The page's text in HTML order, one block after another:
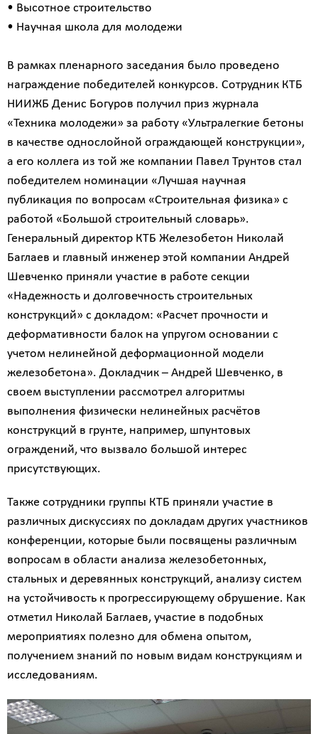
• Высотное строительство
• Научная школа для молодежи
В рамках пленарного заседания было проведено
награждение победителей конкурсов. Сотрудник КТБ
НИИЖБ Денис Богуров получил приз журнала
«Техника молодежи» за работу «Ультралегкие бетоны
в качестве однослойной ограждающей конструкции»,
а его коллега из той же компании Павел Трунтов стал
победителем номинации «Лучшая научная
публикация по вопросам «Строительная физика» с
работой «Большой строительный словарь».
Генеральный директор КТБ Железобетон Николай
Баглаев и главный инженер этой компании Андрей
Шевченко приняли участие в работе секции
«Надежность и долговечность строительных
конструкций» с докладом: «Расчет прочности и
деформативности балок на упругом основании с
учетом нелинейной деформационной модели
железобетона». Докладчик – Андрей Шевченко, в
своем выступлении рассмотрел алгоритмы
выполнения физически нелинейных расчётов
конструкций в грунте, например, шпунтовых
ограждений, что вызвало большой интерес
присутствующих.
Также сотрудники группы КТБ приняли участие в
различных дискуссиях по докладам других участников
конференции, которые были посвящены различным
вопросам в области анализа железобетонных,
стальных и деревянных конструкций, анализу систем
на устойчивость к прогрессирующему обрушение. Как
отметил Николай Баглаев, участие в подобных
мероприятиях полезно для обмена опытом,
получением знаний по новым видам конструкциям и
исследованиям.